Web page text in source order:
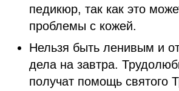
педикюр, так как это
проблемы с кожей.
Нельзя быть ленивым и
дела на завтра.
получат помощь святого